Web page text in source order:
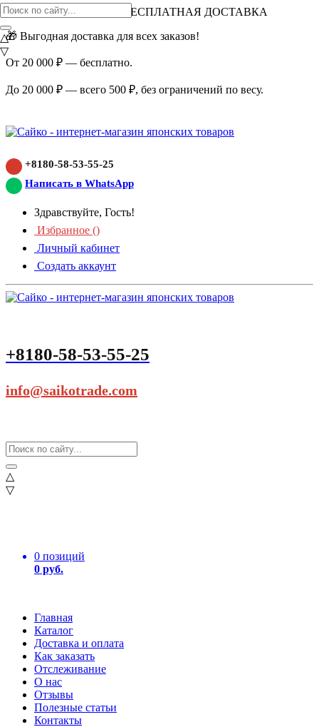
ВНИМАНИЕ АКЦИЯ!
БЕСПЛАТНАЯ ДОСТАВКА
🎁 Выгодная доставка для всех заказов!
От 20 000 ₽ — бесплатно.
До 20 000 ₽ — всего 500 ₽, без ограничений по весу.
+8180-58-53-55-25
Написать в WhatsApp
Здравствуйте, Гость!
Избранное ()
Личный кабинет
Создать аккаунт
+8180-58-53-55-25
info@saikotrade.com
△
▽
0 позиций
0 руб.
Главная
Каталог
Доставка и оплата
Как заказать
Отслеживание
О нас
Отзывы
Полезные статьи
Контакты
△
▽